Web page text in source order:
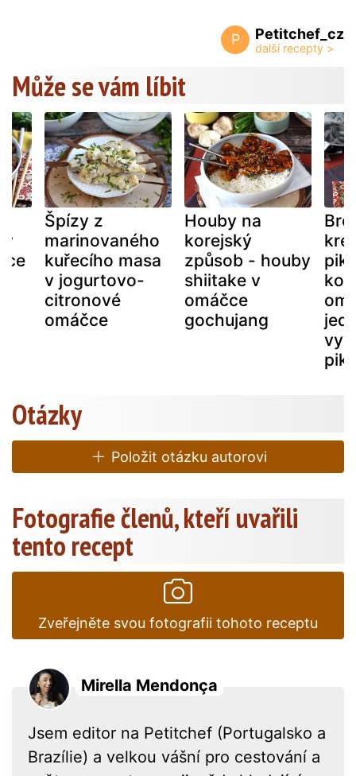
P Petitchef_cz
Může se vám líbit
v
Špízy z
marinovaného
kuřecího masa
v jogurtovo-
citronové
omáčce
Houby na
korejský
způsob - houby
shiitake v
omáčce
gochujang
Otázky
Položit otázku autorovi
Fotografie členů, kteří uvařili
tento recept
Zveřejněte svou fotografii tohoto receptu
Mirella Mendonça
Jsem editor na Petitchef (Portugalsko a
Brazílie) a velkou vášní pro cestování a